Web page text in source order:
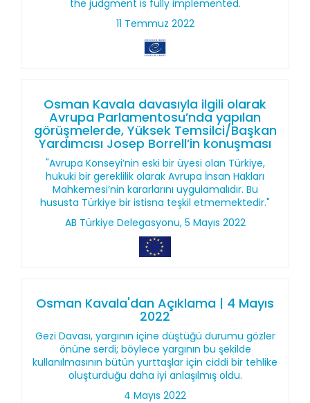
the judgment is fully implemented.
11 Temmuz 2022
Osman Kavala davasıyla ilgili olarak
Avrupa Parlamentosu’nda yapılan
görüşmelerde, Yüksek Temsilci/Başkan
Yardımcısı Josep Borrell’in konuşması
"Avrupa Konseyi’nin eski bir üyesi olan Türkiye,
hukuki bir gereklilik olarak Avrupa İnsan Hakları
Mahkemesi’nin kararlarını uygulamalıdır. Bu
hususta Türkiye bir istisna teşkil etmemektedir."
AB Türkiye Delegasyonu, 5 Mayıs 2022
Osman Kavala'dan Açıklama | 4 Mayıs
2022
Gezi Davası, yargının içine düştüğü durumu gözler
önüne serdi; böylece yargının bu şekilde
kullanılmasının bütün yurttaşlar için ciddi bir tehlike
oluşturduğu daha iyi anlaşılmış oldu.
4 Mayıs 2022